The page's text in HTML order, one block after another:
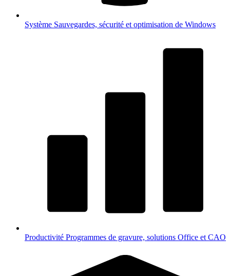
Système Sauvegardes, sécurité et optimisation de Windows
Productivité Programmes de gravure, solutions Office et CAO